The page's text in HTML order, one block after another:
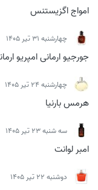
امواج اگزیستنس
چهارشنبه 31 تیر 1405
جورجیو ارمانی امپریو
چهارشنبه 24 تیر 1405
هرمس بارنیا
سه شنبه 23 تیر 1405
امبر لوانت
دوشنبه 22 تیر 1405